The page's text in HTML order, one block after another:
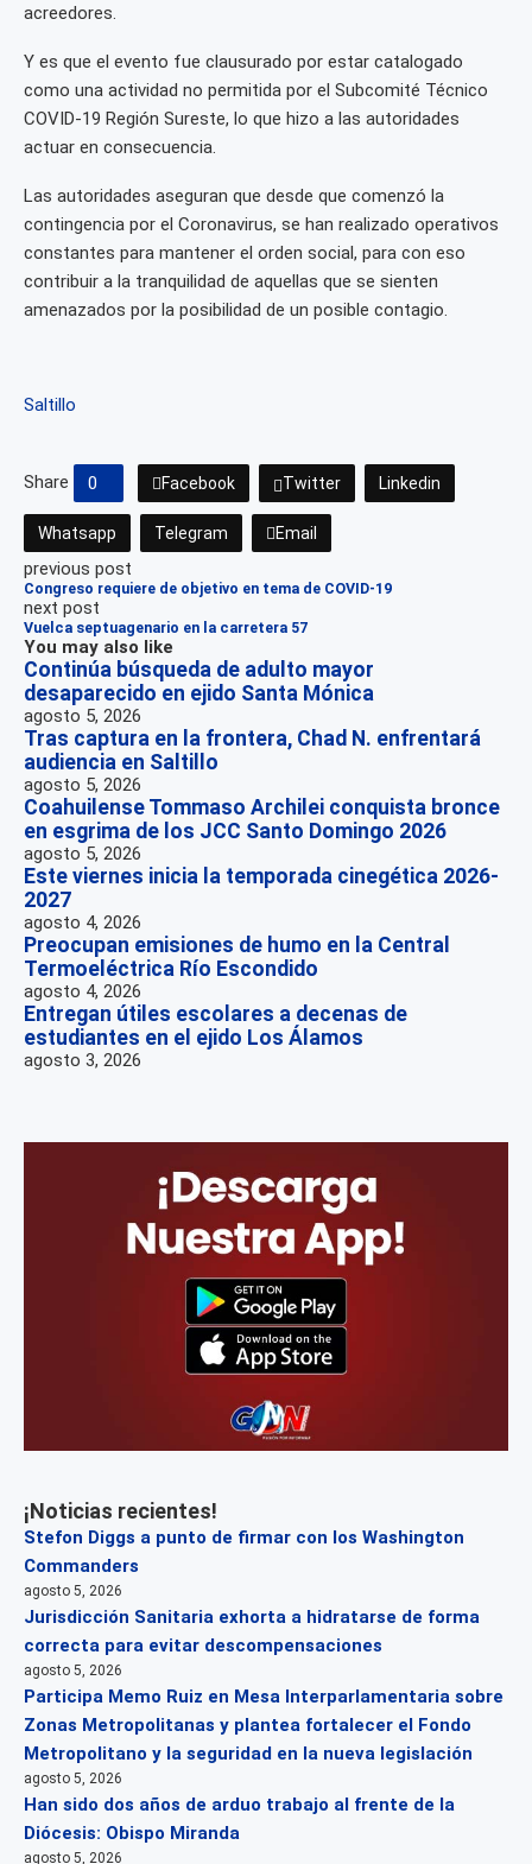
acreedores.
Y es que el evento fue clausurado por estar catalogado
como una actividad no permitida por el Subcomité Técnico
COVID-19 Región Sureste, lo que hizo a las autoridades
actuar en consecuencia.
Las autoridades aseguran que desde que comenzó la
contingencia por el Coronavirus, se han realizado operativos
constantes para mantener el orden social, para con eso
contribuir a la tranquilidad de aquellas que se sienten
amenazados por la posibilidad de un posible contagio.
Saltillo
Share 0 Facebook Twitter Linkedin
Whatsapp Telegram Email
previous post
Congreso requiere de objetivo en tema de COVID-19
next post
Vuelca septuagenario en la carretera 57
You may also like
Continúa búsqueda de adulto mayor
desaparecido en ejido Santa Mónica
agosto 5, 2026
Tras captura en la frontera, Chad N. enfrentará
audiencia en Saltillo
agosto 5, 2026
Coahuilense Tommaso Archilei conquista bronce
en esgrima de los JCC Santo Domingo 2026
agosto 5, 2026
Este viernes inicia la temporada cinegética 2026-
2027
agosto 4, 2026
Preocupan emisiones de humo en la Central
Termoeléctrica Río Escondido
agosto 4, 2026
Entregan útiles escolares a decenas de
estudiantes en el ejido Los Álamos
agosto 3, 2026
¡Noticias recientes!
Stefon Diggs a punto de firmar con los Washington
Commanders
agosto 5, 2026
Jurisdicción Sanitaria exhorta a hidratarse de forma
correcta para evitar descompensaciones
agosto 5, 2026
Participa Memo Ruiz en Mesa Interparlamentaria sobre
Zonas Metropolitanas y plantea fortalecer el Fondo
Metropolitano y la seguridad en la nueva legislación
agosto 5, 2026
Han sido dos años de arduo trabajo al frente de la
Diócesis: Obispo Miranda
agosto 5, 2026